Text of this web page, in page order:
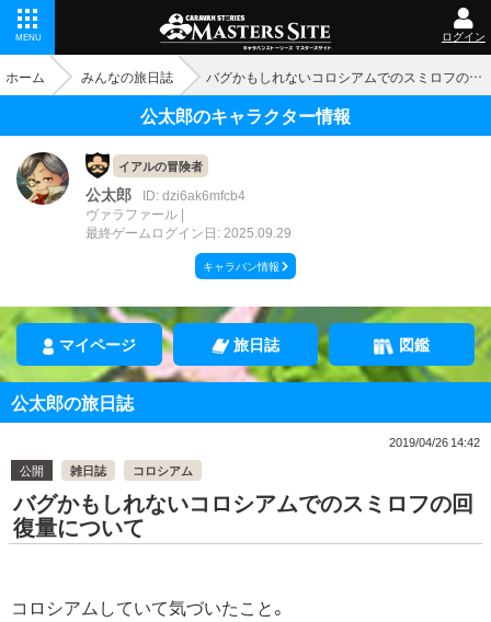
MENU ログイン
ホーム みんなの旅日誌 バグかもしれないコロシアムでのスミロフの回復量について
公太郎のキャラクター情報
イアルの冒険者
公太郎
ID: dzi6ak6mfcb4
ヴァラファール
最終ゲームログイン日: 2025.09.29
キャラバン情報
マイページ 旅日誌 図鑑
公太郎の旅日誌
2019/04/26 14:42
公開
雑日誌 コロシアム
バグかもしれないコロシアムでのスミロフの回
復量について
コロシアムしていて気づいたこと。